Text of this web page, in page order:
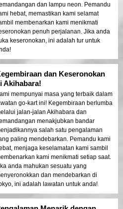
dan lampu neon. Pemandu
hebat, memastikan kami selamat
membenarkan kami menikmati
penuh perjalanan. Jika anda
keseronokan, ini adalah tur untuk
dan Keseronokan
Akihabara!
mempunyai masa yang terbaik dalam
go-kart ini! Kegembiraan berlumba
jalan-jalan Akihabara dan
menakjubkan bandar
salah satu pengalaman
paling mendebarkan. Pemandu kami
menjaga keselamatan kami sambil
kami menikmati setiap saat.
anda mahukan sesuatu yang
dan mendebarkan di
ini adalah lawatan untuk anda!